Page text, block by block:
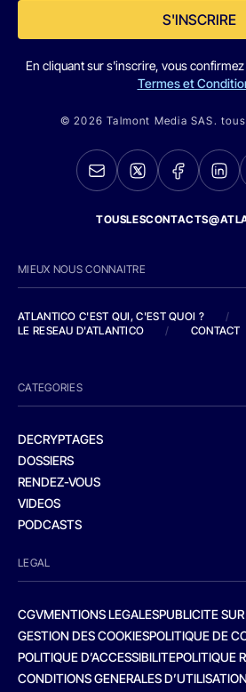
S'INSCRIRE
En cliquant sur s'inscrire, vous
Termes et
© 2026 Talmont Media SAS.
MIEUX NOUS CONNAITRE
ATLANTICO C'EST QUI, C'EST QUOI ?
/
LE RESEAU D'ATLANTICO
/ CONTACT
CATEGORIES
DECRYPTAGES
DOSSIERS
RENDEZ-VOUS
VIDEOS
PODCASTS
LEGAL
CGVMENTIONS LEGALESPUBLICITE
GESTION DES COOKIESPOLITIQUE DE
POLITIQUE D’ACCESSIBILITEPOLITIQUE
CONDITIONS GENERALES D’UTILISATION